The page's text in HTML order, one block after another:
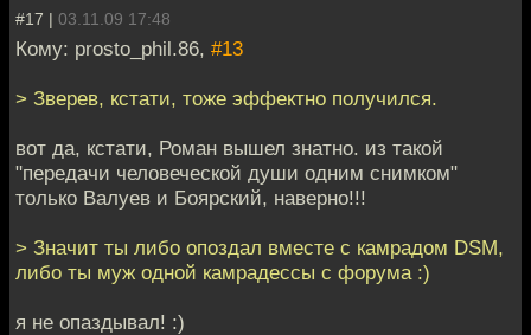
#17 | 03.11.09 17:48
Кому: prosto_phil.86, #13
> Зверев, кстати, тоже эффектно получился.
вот да, кстати, Роман вышел знатно. из такой
"передачи человеческой души одним снимком"
только Валуев и Боярский, наверно!!!
> Значит ты либо опоздал вместе с камрадом DSM,
либо ты муж одной камрадессы с форума :)
я не опаздывал! :)